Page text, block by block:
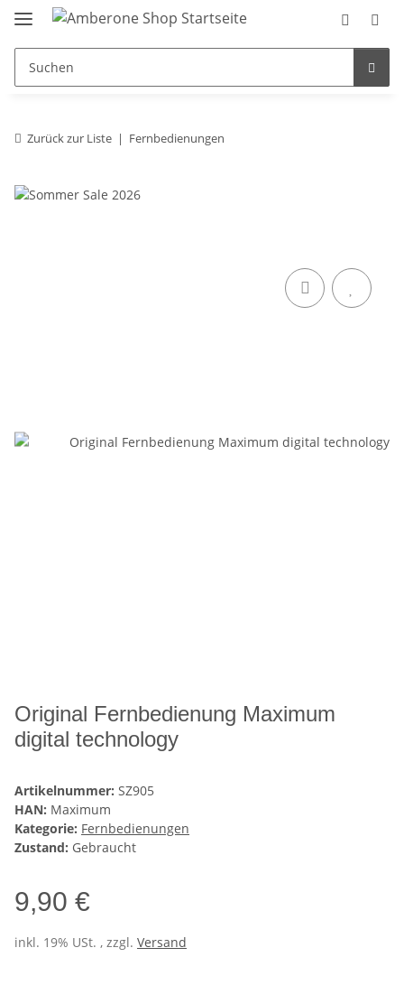
Zurück zur Liste Fernbedienungen
Original Fernbedienung Maximum
digital technology
Artikelnummer: SZ905
HAN: Maximum
Kategorie: Fernbedienungen
Zustand: Gebraucht
9,90 €
inkl. 19% USt. , zzgl. Versand